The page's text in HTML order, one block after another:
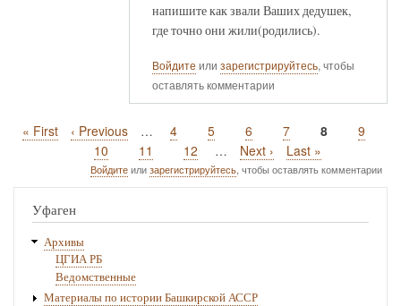
напишите как звали Ваших дедушек,
где точно они жили(родились).
Войдите или зарегистрируйтесь, чтобы
оставлять комментарии
Нумерация
Первая
« First
Предыдущая
страница
‹ Previous … Page
4 Page
5 Page
6 Page
7
Текущая
8 Page
9
Page
10 Page
11 Page
12 …
Следующая
страница
Next ›
Последняя
страница
Last »
Войдитеилизарегистрируйтесь, чтобы оставлять комментарии
Уфаген
Архивы
ЦГИА РБ
Ведомственные
Материалы по истории Башкирской АССР